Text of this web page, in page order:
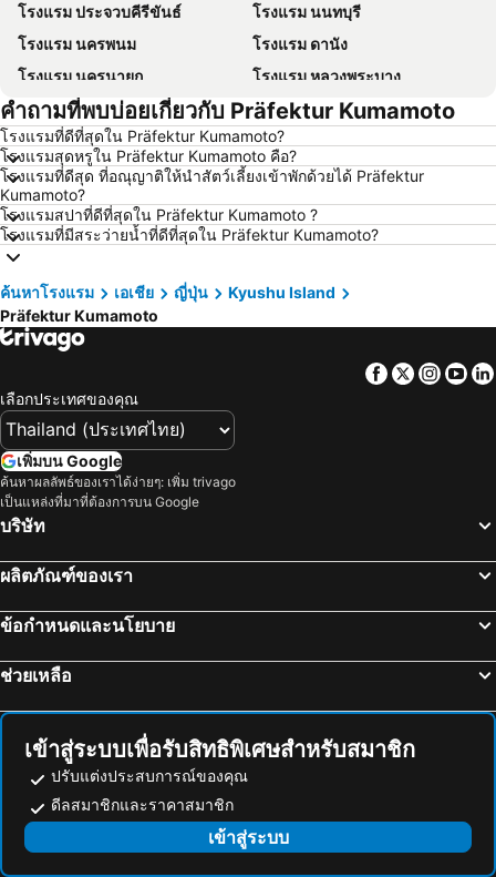
โรงแรม ประจวบคีรีขันธ์
โรงแรม นนทบุรี
โรงแรม นครพนม
โรงแรม ดานัง
โรงแรม นครนายก
โรงแรม หลวงพระบาง
โรงแรม เกาะล้าน
โรงแรม ซินยี่
โรงแรม ระยอง
โรงแรม กาญจนบุรี
โรงแรม สระบุรี
โรงแรม นครราชสีมา
โรงแรม หาดป่าตอง
โรงแรม อุดรธานี
โรงแรม เวียงจันทน์
โรงแรม เกาะหลีเป๊ะ
โรงแรม ภาคตะวันออกเฉียงเหนือ
โรงแรม Schaffhausen
โรงแรม มาเก๊า
โรงแรม ไทเป
โรงแรม คาเมรอนไฮแลนด์
โรงแรม ลักเซมเบิร์ก
โรงแรม กาลิเซีย
โรงแรม ภาคใต้
โรงแรม มาเช่
คำถามที่พบบ่อยเกี่ยวกับ Präfektur Kumamoto
โรงแรมที่ดีที่สุดใน Präfektur Kumamoto?
โรงแรมสุดหรูใน Präfektur Kumamoto คือ?
โรงแรมที่ดีสุด ที่อณุญาติให้นำสัตว์เลี้ยงเข้าพักด้วยได้ Präfektur
Kumamoto?
โรงแรมสปาที่ดีที่สุดใน Präfektur Kumamoto ?
โรงแรมที่มีสระว่ายน้ำที่ดีที่สุดใน Präfektur Kumamoto?
ค้นหาโรงแรม เอเชีย ญี่ปุ่น
Kyushu Island
Präfektur Kumamoto
Facebook
Twitter
เลือกประเทศของคุณ
เพิ่มบน Google
ค้นหาผลลัพธ์ของเราได้ง่ายๆ: เพิ่ม trivago
เป็นแหล่งที่มาที่ต้องการบน Google
บริษัท
ผลิตภัณฑ์ของเรา
ข้อกำหนดและนโยบาย
ช่วยเหลือ
เข้าสู่ระบบเพื่อรับสิทธิพิเศษสำหรับสมาชิก
ปรับแต่งประสบการณ์ของคุณ
ดีลสมาชิกและราคาสมาชิก
เข้าสู่ระบบ